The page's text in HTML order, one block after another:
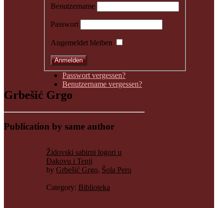
Benutzername
Passwort
Angemeldet bleiben
Passwort vergessen?
Benutzername vergessen?
Grbešić Grgo
Publication by same author
Židovski sabirni logori u
Đakovu i Tenji
by Grbešić Grgo, Šola Pero
Category: Biblioteka